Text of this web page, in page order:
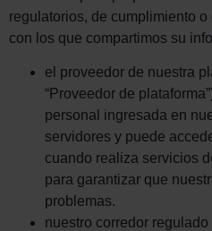
regulatorios, de cumplimiento
con los que compartimos su
el proveedor de nuestra
“Proveedor de
personal ingresada en
servidores y puede
cuando realiza servicios
para garantizar que
problemas.
nuestro corredor